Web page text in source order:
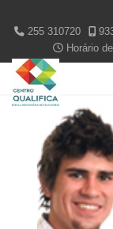
255 310720
Horário